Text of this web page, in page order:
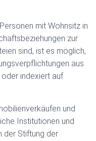
mit Wohnsitz in
zur
sind, ist es möglich,
aus
indexiert auf
und
Institutionen und
der Stiftung der